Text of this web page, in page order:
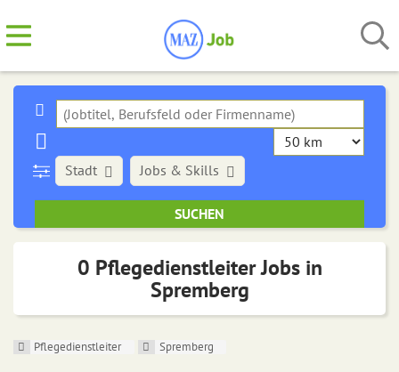
Stadt Jobs & Skills
0 Pflegedienstleiter Jobs in
Spremberg
Pflegedienstleiter Spremberg